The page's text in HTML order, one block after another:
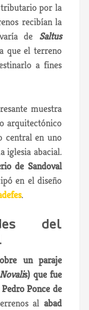
por la
recibían la
de Saltus
que el terreno
a fines
muestra
arquitectónico
central en uno
iglesia abacial.
de Sandoval
en el diseño
.
del
un paraje
s) que fue
Pedro Ponce de
al abad